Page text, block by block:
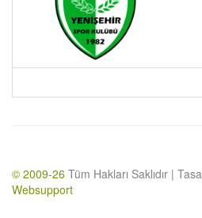
© 2009-26 Tüm Hakları Saklıdır |
Websupport